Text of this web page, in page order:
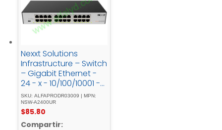
Nexxt Solutions
Infrastructure – Switch
– Gigabit Ethernet -
24 - x - 10/100/10001 -
Gigabit -
EthernetSwitch - Giga
- 24P - Unmg
SKU: ALFAPRODR03009 | MPN:
NSW-A2400UR
$85.80
Compartir: